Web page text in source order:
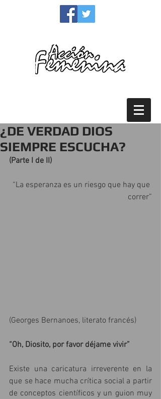
¿DE VERDAD DIOS
SIEMPRE ESCUCHA?
(Parte I de II)
“La esperanza es un riesgo que hay que
correr”
(Georges Bernanoes, literato francés)
“Oh, Diosito, por favor déjame vivir”
Existe una caricatura irreverente en la
que se hace mucha crítica social a partir
de conceptos científicos y un guion muy